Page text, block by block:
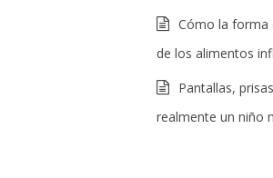
Cómo la forma
de los alimentos
Pantallas,
realmente un niño